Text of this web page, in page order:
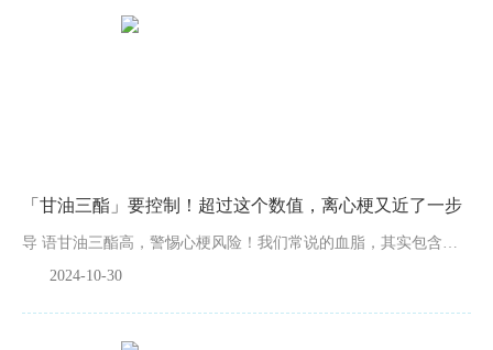
「甘油三酯」要控制！超过这个数值，离心梗又近了一步
导 语甘油三酯高，警惕心梗风险！我们常说的血脂，其实包含两种关键成分：胆固醇和甘油三酯。很多人非常重视胆固醇水平，却忽视了甘油三酯，甘油三酯异常同样是健康的隐形威胁，危害不容忽视！一项覆盖6万人的...
2024-10-30